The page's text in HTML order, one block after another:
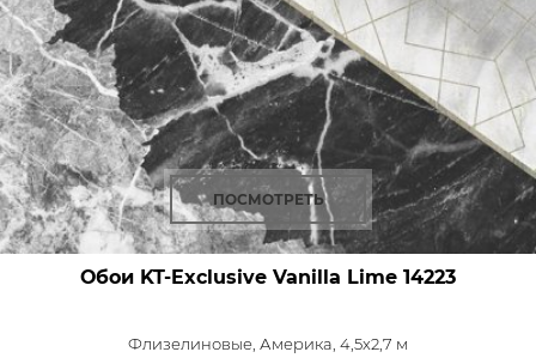
ПОСМОТРЕТЬ
Обои KT-Exclusive Vanilla Lime 14223
Флизелиновые, Америка, 4,5x2,7 м